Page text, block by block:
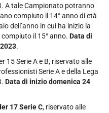
A tale Campionato potranno
compiuto il 14° anno di età
dell’anno in cui ha inizio la
il 15° anno. Data di
.
15 Serie A e B, riservato alle
Serie A e della Lega
Data di inizio domenica 24
17 Serie C, riservato alle